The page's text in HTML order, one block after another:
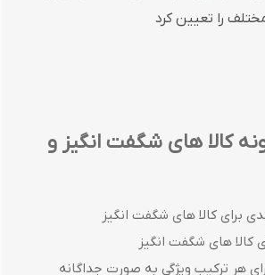
را تعیین کرد
کالا های شگفت انگیز و
برای کالا های شگفت انگیز
کالا های شگفت انگیز
هر ترکیب ویژگی به صورت جداگانه